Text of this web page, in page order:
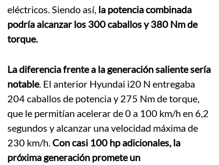
eléctricos. Siendo así, la potencia combinada
podría alcanzar los 300 caballos y 380 Nm de
torque.
La diferencia frente a la generación saliente sería
notable. El anterior Hyundai i20 N entregaba
204 caballos de potencia y 275 Nm de torque,
que le permitían acelerar de 0 a 100 km/h en 6,2
segundos y alcanzar una velocidad máxima de
230 km/h. Con casi 100 hp adicionales, la
próxima generación promete un